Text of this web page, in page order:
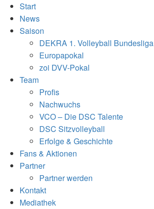
Start
News
Saison
DEKRA 1. Volleyball Bundesliga
Europapokal
zoi DVV-Pokal
Team
Profis
Nachwuchs
VCO – Die DSC Talente
DSC Sitzvolleyball
Erfolge & Geschichte
Fans & Aktionen
Partner
Partner werden
Kontakt
Mediathek